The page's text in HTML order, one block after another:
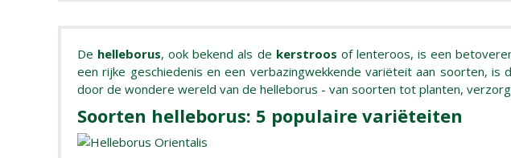
De helleborus, ook bekend als de kerstroos of lenteroos, is een
een rijke geschiedenis en een verbazingwekkende variëteit aan soorten,
door de wondere wereld van de helleborus - van soorten tot planten,
Soorten helleborus: 5 populaire variëteiten